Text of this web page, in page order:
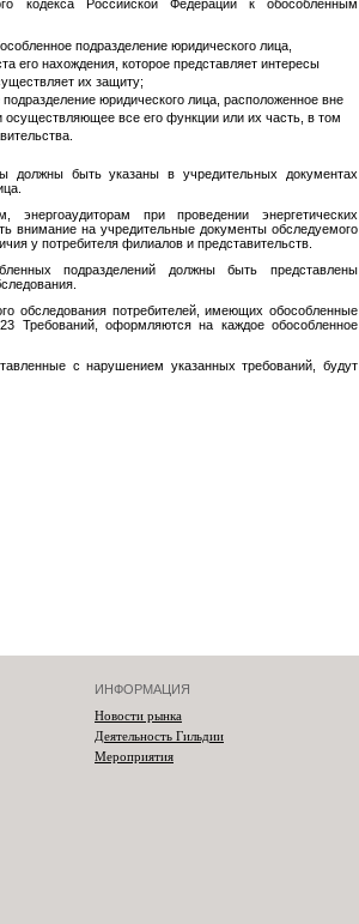
кодекса Российской Федерации к обособленным
подразделение юридического лица,
его нахождения, которое представляет интересы
их защиту;
юридического лица, расположенное вне
осуществляющее все его функции или их часть, в том
должны быть указаны в учредительных документах
при проведении энергетических
внимание на учредительные документы обследуемого
у потребителя филиалов и представительств.
подразделений должны быть представлены
обследования потребителей, имеющих обособленные
Требований, оформляются на каждое обособленное
с нарушением указанных требований, будут
ИНФОРМАЦИЯ
Новости рынка
Деятельность Гильдии
Мероприятия